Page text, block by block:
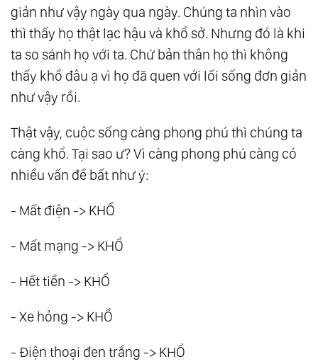
giản như vậy ngày qua ngày. Chúng ta nhìn vào
thì thấy họ thật lạc hậu và khổ sở. Nhưng đó là khi
ta so sánh họ với ta. Chứ bản thân họ thì không
thấy khổ đâu ạ vì họ đã quen với lối sống đơn giản
như vậy rồi.
Thật vậy, cuộc sống càng phong phú thì chúng ta
càng khổ. Tại sao ư? Vì càng phong phú càng có
nhiều vấn đề bất như ý:
- Mất điện -> KHỔ
- Mất mạng -> KHỔ
- Hết tiền -> KHỔ
- Xe hỏng -> KHỔ
- Điện thoại đen trắng -> KHỔ